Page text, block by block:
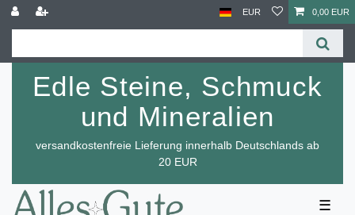
EUR 0,00 EUR
Edle Steine, Schmuck
und Mineralien
versandkostenfreie Lieferung innerhalb Deutschlands ab
20 EUR
☰